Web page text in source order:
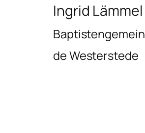
Ingrid Lämmel
Baptistengemein
de Westerstede